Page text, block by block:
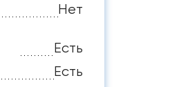
Нет
Есть
Есть